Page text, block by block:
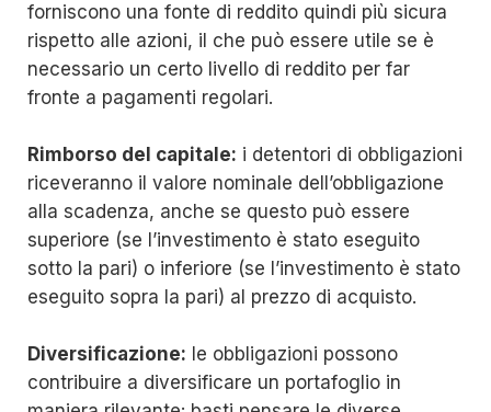
forniscono una fonte di reddito quindi più sicura
rispetto alle azioni, il che può essere utile se è
necessario un certo livello di reddito per far
fronte a pagamenti regolari.
Rimborso del capitale: i detentori di obbligazioni
riceveranno il valore nominale dell’obbligazione
alla scadenza, anche se questo può essere
superiore (se l’investimento è stato eseguito
sotto la pari) o inferiore (se l’investimento è stato
eseguito sopra la pari) al prezzo di acquisto.
Diversificazione: le obbligazioni possono
contribuire a diversificare un portafoglio in